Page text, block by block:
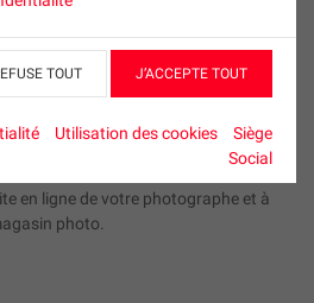
TOUT J’ACCEPTE TOUT
Utilisation des cookies
Siège
Social
photo personnalisés s’offre à vous :
internet de vos dernières vacances,
pour habiller vos murs, Mug photo
occasion …
en ligne de votre photographe et à
photo.